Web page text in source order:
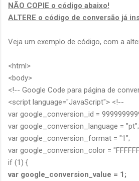
NÃO COPIE o código abaixo!
ALTERE o código de conversão já
Veja um exemplo de código, com a
<html>
<body>
<!-- Google Code para página de
<script language="JavaScript"> <!--
var google_conversion_id =
var google_conversion_language = "pt";
var google_conversion_format = "1";
var google_conversion_color =
if (1) {
var google_conversion_value = 1;